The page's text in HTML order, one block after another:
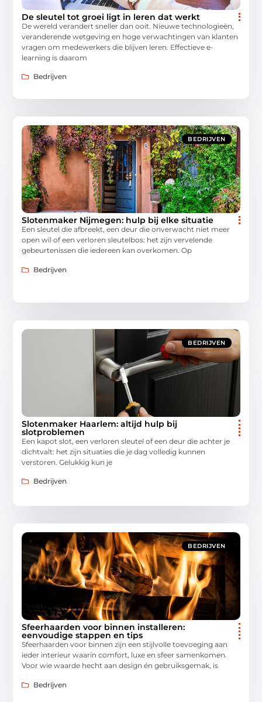
De sleutel tot groei ligt in leren dat werkt
De wereld verandert sneller dan ooit. Nieuwe technologieën,
veranderende wetgeving en hoge verwachtingen van klanten
vragen om medewerkers die blijven leren. Effectieve e-
learning is daarom
Bedrijven
BEDRIJVEN
Slotenmaker Nijmegen: hulp bij elke situatie
Een sleutel die afbreekt, een deur die onverwacht niet meer
open wil of een verloren sleutelbos: het zijn vervelende
gebeurtenissen die iedereen kan overkomen. Op
Bedrijven
BEDRIJVEN
Slotenmaker Haarlem: altijd hulp bij
slotproblemen
Een kapot slot, een verloren sleutel of een deur die achter je
dichtvalt: het zijn situaties die je dag volledig kunnen
verstoren. Gelukkig kun je
Bedrijven
BEDRIJVEN
Sfeerhaarden voor binnen installeren:
eenvoudige stappen en tips
Sfeerhaarden voor binnen zijn een stijlvolle toevoeging aan
ieder interieur waarin comfort, luxe en sfeer samenkomen.
Voor wie waarde hecht aan design én gebruiksgemak, is
Bedrijven